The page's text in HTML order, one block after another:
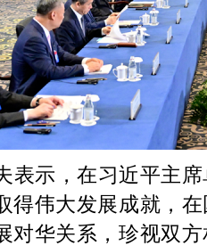
表示，在习近平主
得伟大发展成就，
对华关系，珍视双